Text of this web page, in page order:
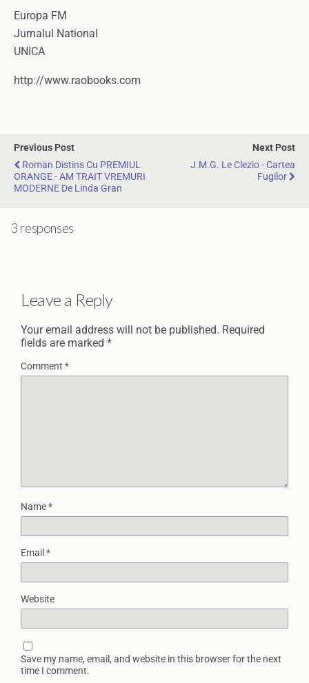
Europa FM
Jurnalul National
UNICA
http://www.raobooks.com
Previous Post
Roman Distins Cu PREMIUL
ORANGE - AM TRAIT VREMURI
MODERNE De Linda Gran
Next Post
J.M.G. Le Clezio - Cartea
Fugilor
3 responses
Leave a Reply
Your email address will not be published. Required
fields are marked *
Comment *
Name*
Email *
Website
Save my name, email, and website in this browser for the next
time I comment.